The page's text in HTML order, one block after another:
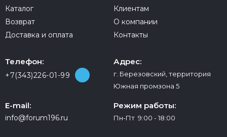
Каталог
Возврат
Доставка и оплата
Клиентам
О компании
Контакты
Телефон:
+7(343)226-01-99
Адрес:
г. Березовский, территория
Южная промзона 5
E-mail:
info@forum196.ru
Режим работы:
Пн-Пт 9:00 - 18:00